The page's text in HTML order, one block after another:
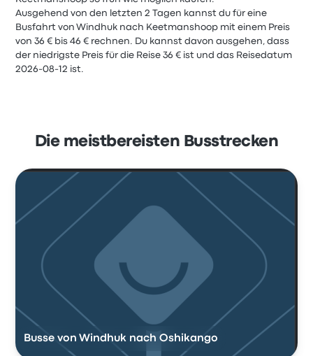
Ausgehend von den letzten 2 Tagen kannst du für eine
Busfahrt von Windhuk nach Keetmanshoop mit einem Preis
von 36 € bis 46 € rechnen. Du kannst davon ausgehen, dass
der niedrigste Preis für die Reise 36 € ist und das Reisedatum
2026-08-12 ist.
Die meistbereisten Busstrecken
Busse von Windhuk nach Oshikango